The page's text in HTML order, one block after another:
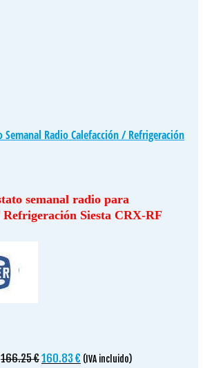
Radio Calefacción / Refrigeración
semanal radio para
Refrigeración Siesta CRX-RF
166.25€El
160.83 € El
(IVA incluido)